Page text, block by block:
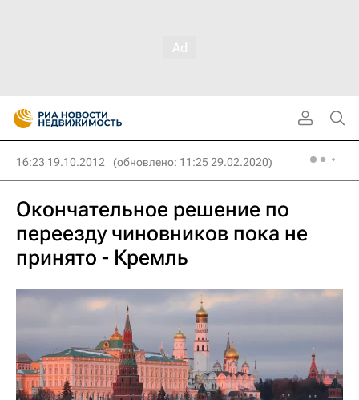
16:23 19.10.2012 (обновлено: 11:25 29.02.2020)
Окончательное решение по
переезду чиновников пока не
принято - Кремль